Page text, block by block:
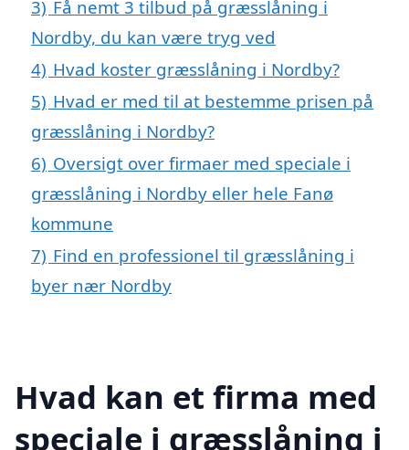
3) Få nemt 3 tilbud på græsslåning i
Nordby, du kan være tryg ved
4) Hvad koster græsslåning i Nordby?
5) Hvad er med til at bestemme prisen på
græsslåning i Nordby?
6) Oversigt over firmaer med speciale i
græsslåning i Nordby eller hele Fanø
kommune
7) Find en professionel til græsslåning i
byer nær Nordby
Hvad kan et firma med
speciale i græsslåning i